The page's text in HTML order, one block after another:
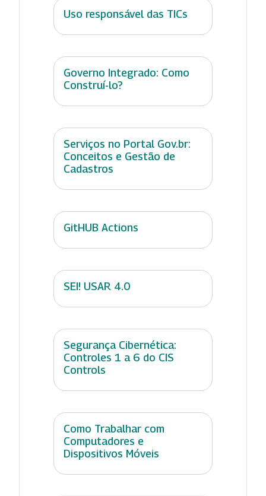
Uso responsável das TICs
Governo Integrado: Como
Construí-lo?
Serviços no Portal Gov.br:
Conceitos e Gestão de
Cadastros
GitHUB Actions
SEI! USAR 4.0
Segurança Cibernética:
Controles 1 a 6 do CIS
Controls
Como Trabalhar com
Computadores e
Dispositivos Móveis